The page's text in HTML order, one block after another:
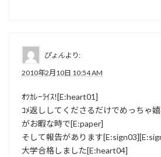
ぴょんより:
2010年2月10日 10:54 AM
ｵﾂｶﾚｰﾗｲｽ![E:heart01]
ｺﾒ返ししてくださるだけでめっちゃ
がお暇な時で[E:paper]
そして報告があります
大学合格しました[E:heart04]